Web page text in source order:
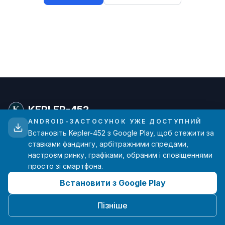
KEPLER-452
Просунута аналітика ставок фандингу для
трейдерів криптовалют. Дані в реальному часі з
основних бірж.
hello@kepler-452.com
Створено з ❤️ одним розробником
ANDROID-ЗАСТОСУНОК УЖЕ ДОСТУПНИЙ
Встановіть Kepler-452 з Google Play, щоб стежити за
ставками фандингу, арбітражними спредами,
настроєм ринку, графіками, обраним і сповіщеннями
просто зі смартфона.
Встановити з Google Play
Пізніше